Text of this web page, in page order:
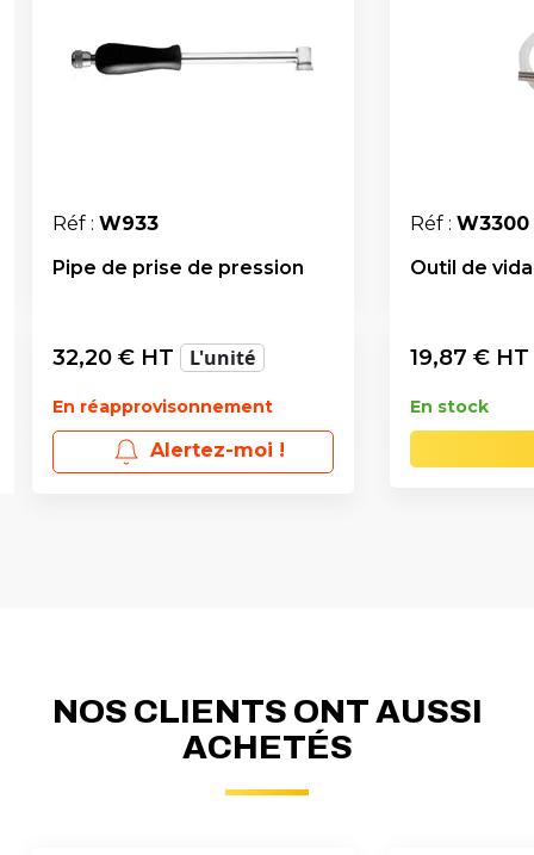
Réf : W933
Pipe de prise de pression
32,20 € HT L'unité
En réapprovisonnement
Alertez-moi !
Réf : W3300
Outil de
19,87 € HT
En stock
NOS CLIENTS ONT AUSSI
ACHETÉS